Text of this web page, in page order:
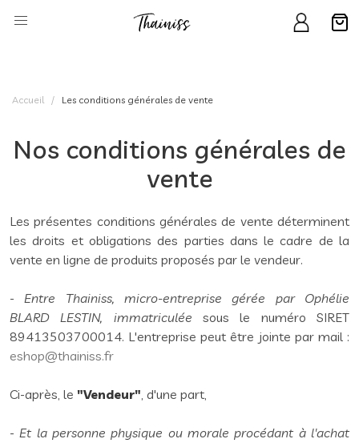
Accueil Les conditions générales de vente
Nos conditions générales de
vente
Les présentes conditions générales de vente déterminent
les droits et obligations des parties dans le cadre de la
vente en ligne de produits proposés par le vendeur.
-Entre Thainiss, micro-entreprise gérée par Ophélie
BLARD LESTIN, immatriculée sous le numéro SIRET
89413503700014. L'entreprise peut être jointe par mail :
eshop@thainiss.fr
Ci-après, le "Vendeur", d'une part,
-Et la personne physique ou morale procédant à l'achat